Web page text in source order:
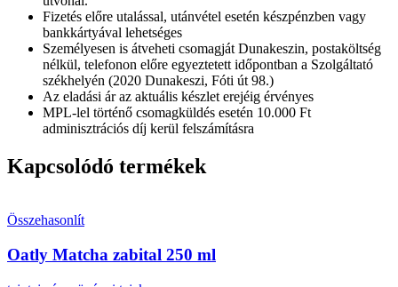
Fizetés előre utalással, utánvétel esetén készpénzben vagy
bankkártyával lehetséges
Személyesen is átveheti csomagját Dunakeszin, postaköltség
nélkül, telefonon előre egyeztetett időpontban a Szolgáltató
székhelyén (2020 Dunakeszi, Fóti út 98.)
Az eladási ár az aktuális készlet erejéig érvényes
MPL-lel történő csomagküldés esetén 10.000 Ft
adminisztrációs díj kerül felszámításra
Kapcsolódó termékek
Összehasonlít
Oatly Matcha zabital 250 ml